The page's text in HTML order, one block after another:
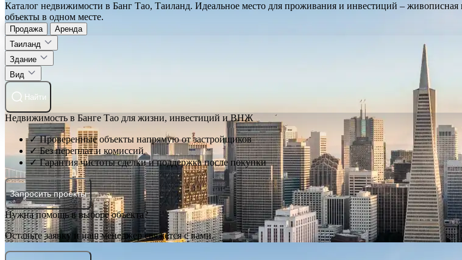
Каталог недвижимости в Банг Тао, Таиланд. Идеальное место для проживания и инвестиций –
объекты в одном месте.
Продажа
Аренда
Таиланд
Здание
Вид
Найти
Недвижимость в Банге Тао для жизни, инвестиций и ВНЖ
✓ Проверенные объекты напрямую от застройщиков
✓ Без переплат и комиссий
✓ Гарантия чистоты сделки и поддержка после покупки
Запросить проекты
Нужна помощь в выборе объекта?
Оставьте заявку и наш менеджер свяжется с вами.